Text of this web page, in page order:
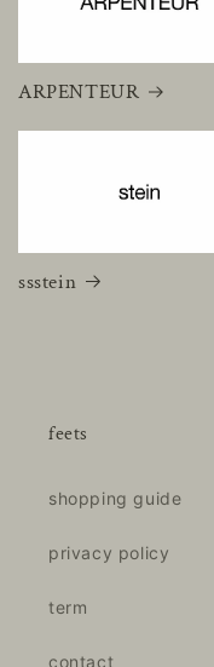
ARPENTEUR
ssstein
feets
shopping guide
privacy policy
term
contact